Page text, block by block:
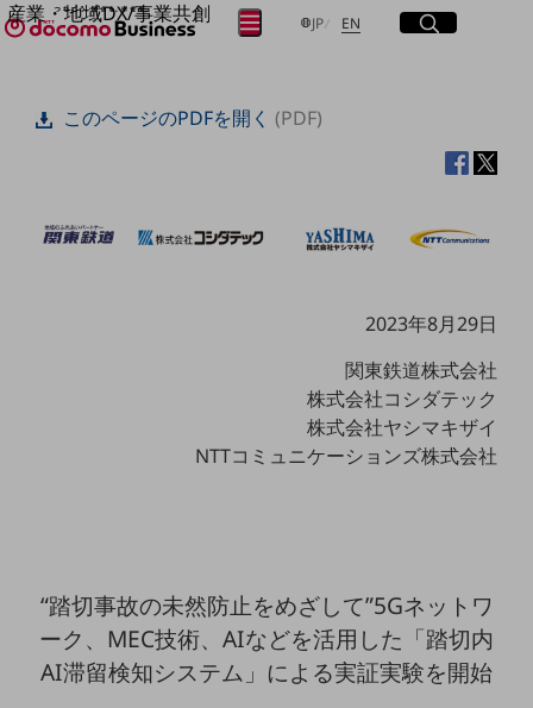
産業・地域DX/事業共創
OPEN HUB for Plural Futures
OPEN HUB for Plural Futuresとは
Smart World
別ウィンドウで開きます
JP日本語
EN Englishサイト内検索
開く
メニュー
開く
フリーワードを入力して探す
フリーワードでNTTドコモビジネスの
検索する
このページのPDFを開く(PDF)
2023年8月29日
関東鉄道株式会社
株式会社コシダテック
株式会社ヤシマキザイ
NTTコミュニケーションズ株式会社
“踏切事故の未然防止をめざして”5Gネットワ
ーク、MEC技術、AIなどを活用した「踏切内
AI滞留検知システム」による実証実験を開始